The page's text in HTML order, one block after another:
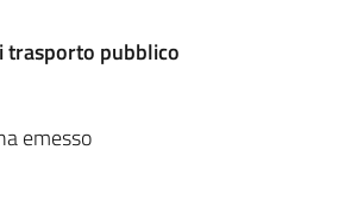
trasporto pubblico
emesso